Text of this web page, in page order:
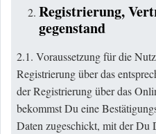
Registrierung,
gegenstand
2.1. Voraussetzung für die
Registrierung über das
der Registrierung über das
bekommst Du eine
Daten zugeschickt, mit der Du